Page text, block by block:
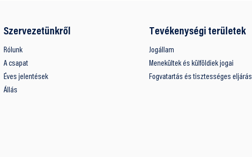
Szervezetünkről
Rólunk
A csapat
Éves jelentések
Állás
Tevékenységi területek
Jogállam
Menekültek és külföldiek jogai
Fogvatartás és tisztességes eljárás